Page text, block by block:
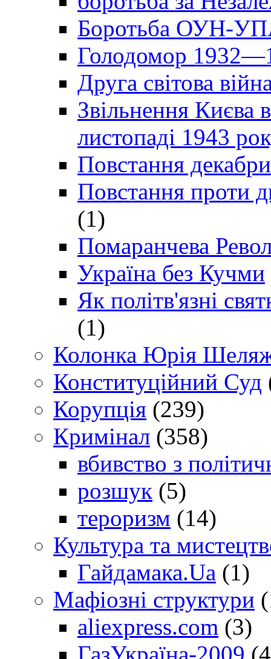
Боротьба ОУН-УПА
Голодомор
Друга світова
Звільнення Києва
листопаді 1943
Повстання
Повстання проти
(1)
Помаранчева
Україна без Кучми
Як політв'язні
(1)
Колонка Юрія
Конституційний Суд
Корупція (239)
Кримінал (358)
вбивство з
розшук (5)
тероризм (14)
Культура та
Гайдамака.Ua (1)
Мафіозні структури
aliexpress.com (3)
ГазУкраїна-2009